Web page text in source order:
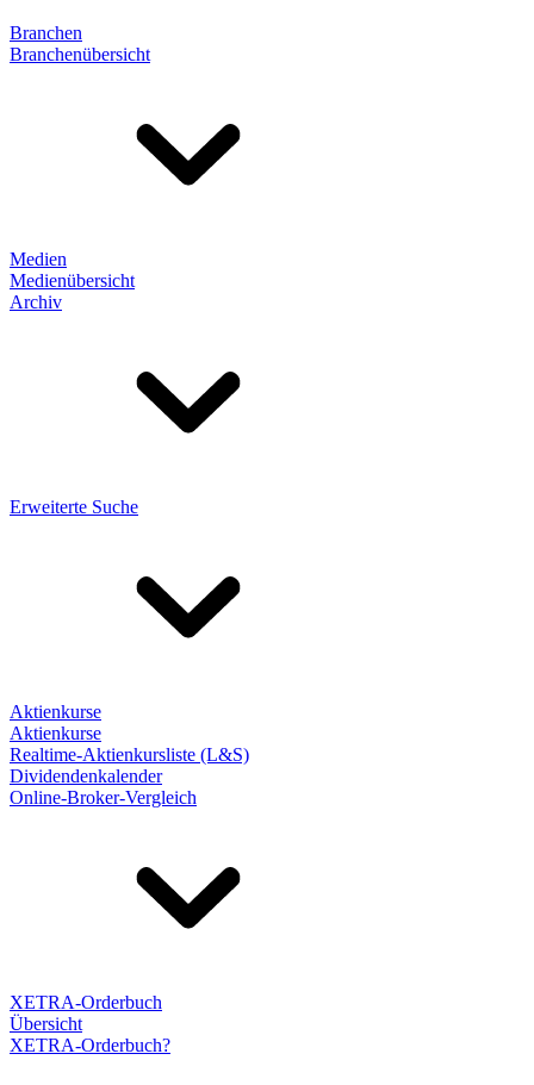
Branchen
Branchenübersicht
Medien
Medienübersicht
Archiv
Erweiterte Suche
Aktienkurse
Aktienkurse
Realtime-Aktienkursliste (L&S)
Dividendenkalender
Online-Broker-Vergleich
XETRA-Orderbuch
Übersicht
XETRA-Orderbuch?